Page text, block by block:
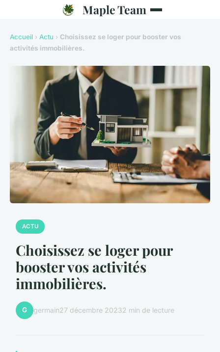
Maple Team
Accueil › Actu › Choisissez se loger pour booster vos
activités immobilières.
ACTU
Choisissez se loger pour
booster vos activités
immobilières.
G germain27 décembre 20232 min de lecture